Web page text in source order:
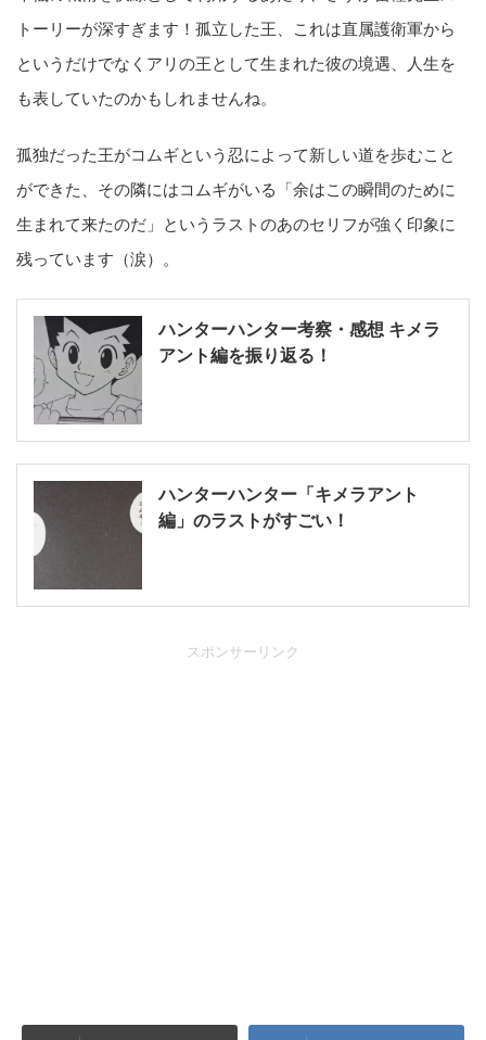
トーリーが深すぎます！孤立した王、これは直属護衛軍から
というだけでなくアリの王として生まれた彼の境遇、人生を
も表していたのかもしれませんね。
孤独だった王がコムギという忍によって新しい道を歩むこと
ができた、その隣にはコムギがいる「余はこの瞬間のために
生まれて来たのだ 」というラストのあのセリフが強く印象に
残っています（涙）。
ハンターハンター考察・感想 キメラ
アント編を振り返る！
ハンターハンター「キメラアント
編」のラストがすごい！
スポンサーリンク